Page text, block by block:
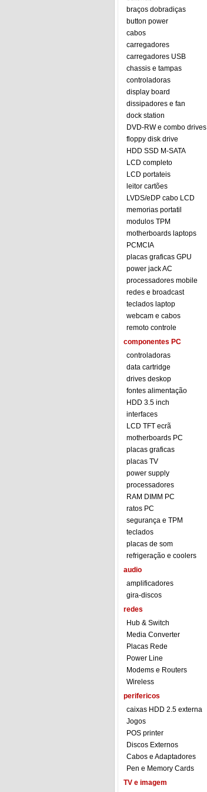
braços dobradiças
button power
cabos
carregadores
carregadores USB
chassis e tampas
controladoras
display board
dissipadores e fan
dock station
DVD-RW e combo drives
floppy disk drive
HDD SSD M-SATA
LCD completo
LCD portateis
leitor cartões
LVDS/eDP cabo LCD
memorias portatil
modulos TPM
motherboards laptops
PCMCIA
placas graficas GPU
power jack AC
processadores mobile
redes e broadcast
teclados laptop
webcam e cabos
remoto controle
componentes PC
controladoras
data cartridge
drives deskop
fontes alimentação
HDD 3.5 inch
interfaces
LCD TFT ecrã
motherboards PC
placas graficas
placas TV
power supply
processadores
RAM DIMM PC
ratos PC
segurança e TPM
teclados
placas de som
refrigeração e coolers
audio
amplificadores
gira-discos
redes
Hub & Switch
Media Converter
Placas Rede
Power Line
Modems e Routers
Wireless
perifericos
caixas HDD 2.5 externa
Jogos
POS printer
Discos Externos
Cabos e Adaptadores
Pen e Memory Cards
TV e imagem